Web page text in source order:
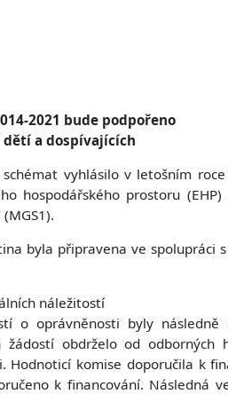
2021 bude podpořeno
a dospívajících
vyhlásilo v letošním
hospodářského prostoru (EHP)
byla připravena ve spolupráci
náležitostí
o oprávněnosti byly následně
obdrželo od odborných
komise doporučila k
k financování. Následná